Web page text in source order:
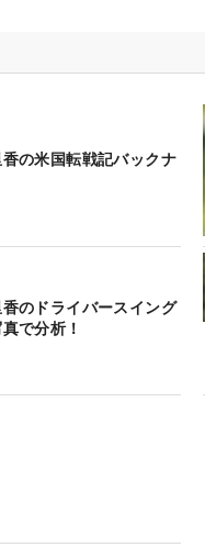
の米国転戦記バックナ
のドライバースイング
で分析！